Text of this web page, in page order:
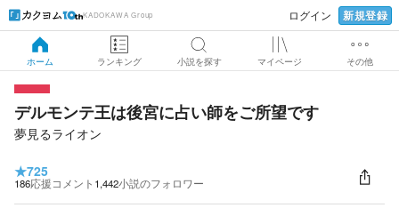
KADOKAWA Group ログイン 新規登録
ホーム ランキング 小説を探す マイページ その他
デルモンテ王は後宮に占い師をご所望です
夢見るライオン
★725
186応援コメント 1,442小説のフォロワー